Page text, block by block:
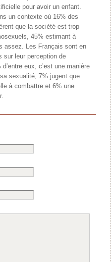
pour avoir un enfant.
un contexte où 16% des
que la société est trop
45% estimant à
assez. Les Français sont en
sur leur perception de
eux, c’est une manière
sexualité, 7% jugent que
à combattre et 6% une